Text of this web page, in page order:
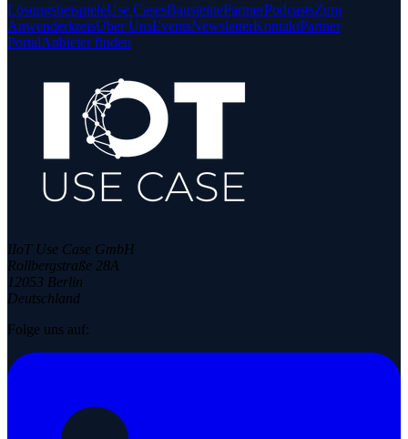
LösungsbeispieleUse CasesBausteinePartnerPodcastsZum
AnwenderkreisÜber UnsEventsNewsletterKontaktPartner
PortalAnbieter finden
IIoT Use Case GmbH
Rollbergstraße 28A
12053 Berlin
Deutschland
Folge uns auf: